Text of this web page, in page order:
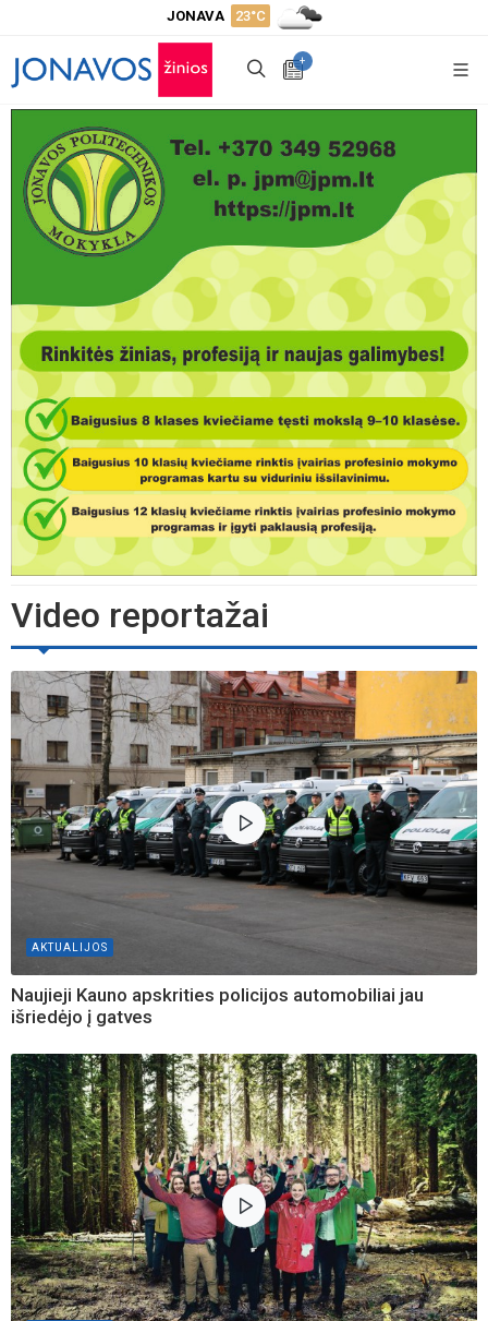
JONAVA 23°C
+
Video reportažai
AKTUALIJOS
Naujieji Kauno apskrities policijos automobiliai jau
išriedėjo į gatves